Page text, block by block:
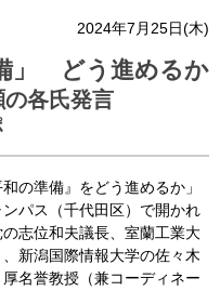
2024年7月25日(木)
」 どう進めるか
各氏発言
の準備』をどう進めるか」
パス（千代田区）で開かれ
志位和夫議長、室蘭工業大
新潟国際情報大学の佐々木
名誉教授（兼コーディネー